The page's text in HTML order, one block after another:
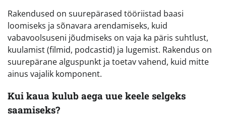
Rakendused on suurepärased tööriistad baasi
loomiseks ja sõnavara arendamiseks, kuid
vabavoolsuseni jõudmiseks on vaja ka päris suhtlust,
kuulamist (filmid, podcastid) ja lugemist. Rakendus on
suurepärane alguspunkt ja toetav vahend, kuid mitte
ainus vajalik komponent.
Kui kaua kulub aega uue keele selgeks
saamiseks?